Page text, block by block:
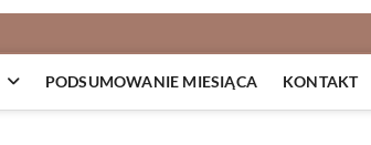
PODSUMOWANIE MIESIĄCA KONTAKT